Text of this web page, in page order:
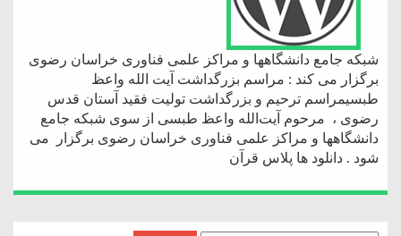
شبکه جامع دانشگاهها و مراکز علمی فناوری خراسان رضوی
برگزار می کند : مراسم بزرگداشت آیت الله واعظ
طبسیمراسم ترحیم و بزرگداشت تولیت فقید آستان قدس
رضوی ، مرحوم آیت‌الله واعظ طبسی از سوی شبکه جامع
دانشگاهها و مراکز علمی فناوری خراسان رضوی برگزار می
شود . دانلود ها پلاس قرآن